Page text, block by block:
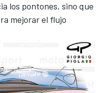
los pontones, sino que
mejorar el flujo